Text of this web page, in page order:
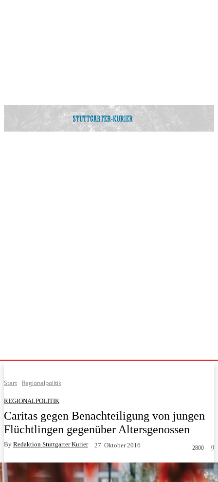
Start Regionalpolitik
REGIONALPOLITIK
Caritas gegen Benachteiligung von jungen
Flüchtlingen gegenüber Altersgenossen
By Redaktion Stuttgarter Kurier 27. Oktober 2016 0
2800